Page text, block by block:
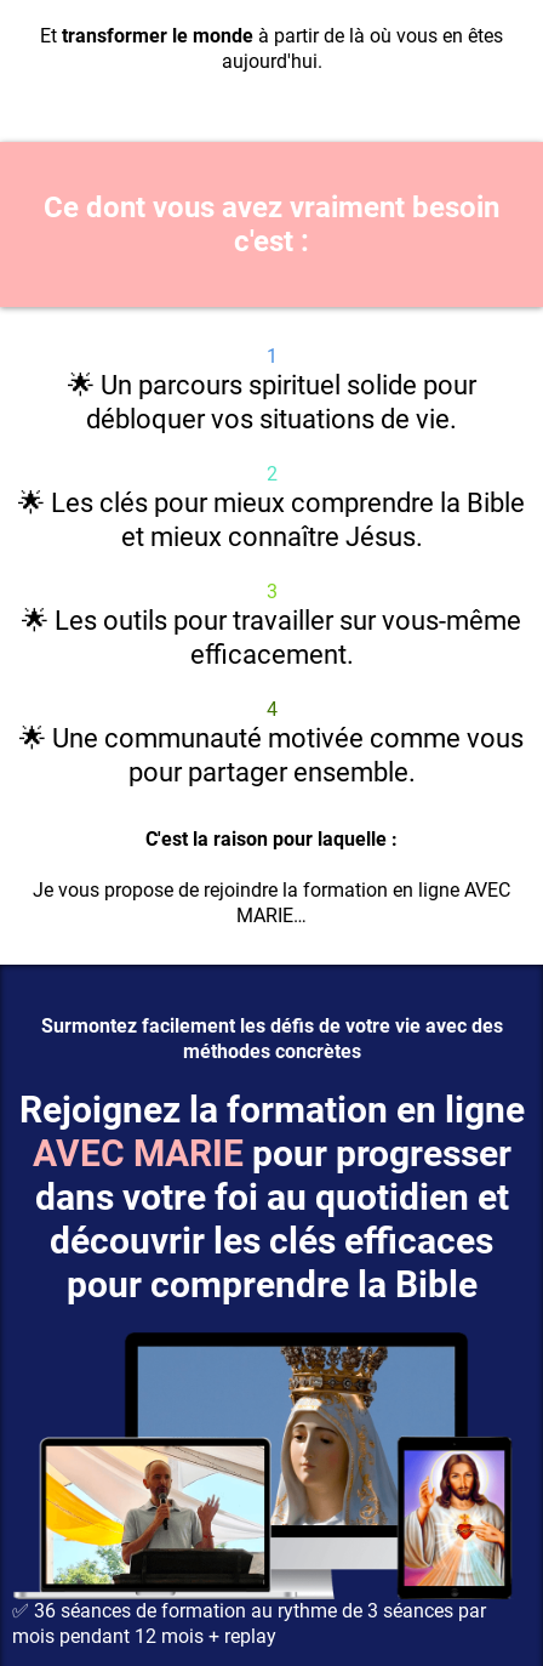
Et transformer le monde à partir de là où vous en êtes
aujourd'hui.
Ce dont vous avez vraiment besoin
c'est :
1
🌟 Un parcours spirituel solide pour
débloquer vos situations de vie.
2
🌟 Les clés pour mieux comprendre la Bible
et mieux connaître Jésus.
3
🌟 Les outils pour travailler sur vous-même
efficacement.
4
🌟 Une communauté motivée comme vous
pour partager ensemble.
C'est la raison pour laquelle :
Je vous propose de rejoindre la formation en ligne AVEC
MARIE…
Surmontez facilement les défis de votre vie avec des
méthodes concrètes
Rejoignez la formation en ligne
AVEC MARIEpour progresser
dans votre foi au quotidien et
découvrir les clés efficaces
pour comprendre la Bible
✅ 36 séances de formation au rythme de 3 séances par
mois pendant 12 mois + replay